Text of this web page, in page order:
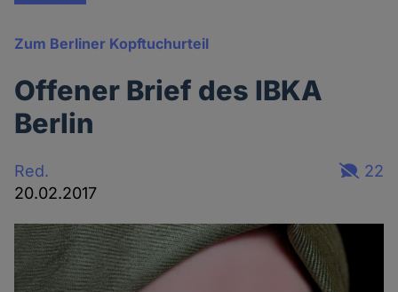
Zum Berliner Kopftuchurteil
Offener Brief des IBKA
Berlin
Red.
20.02.2017
22